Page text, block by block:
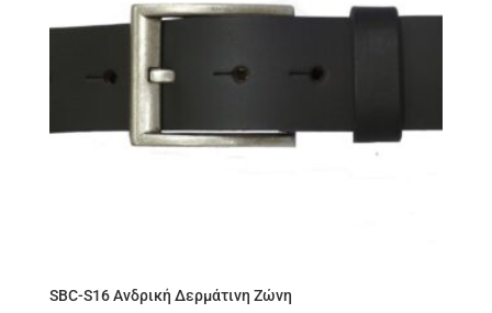
SBC-S16 Ανδρική Δερμάτινη Ζώνη